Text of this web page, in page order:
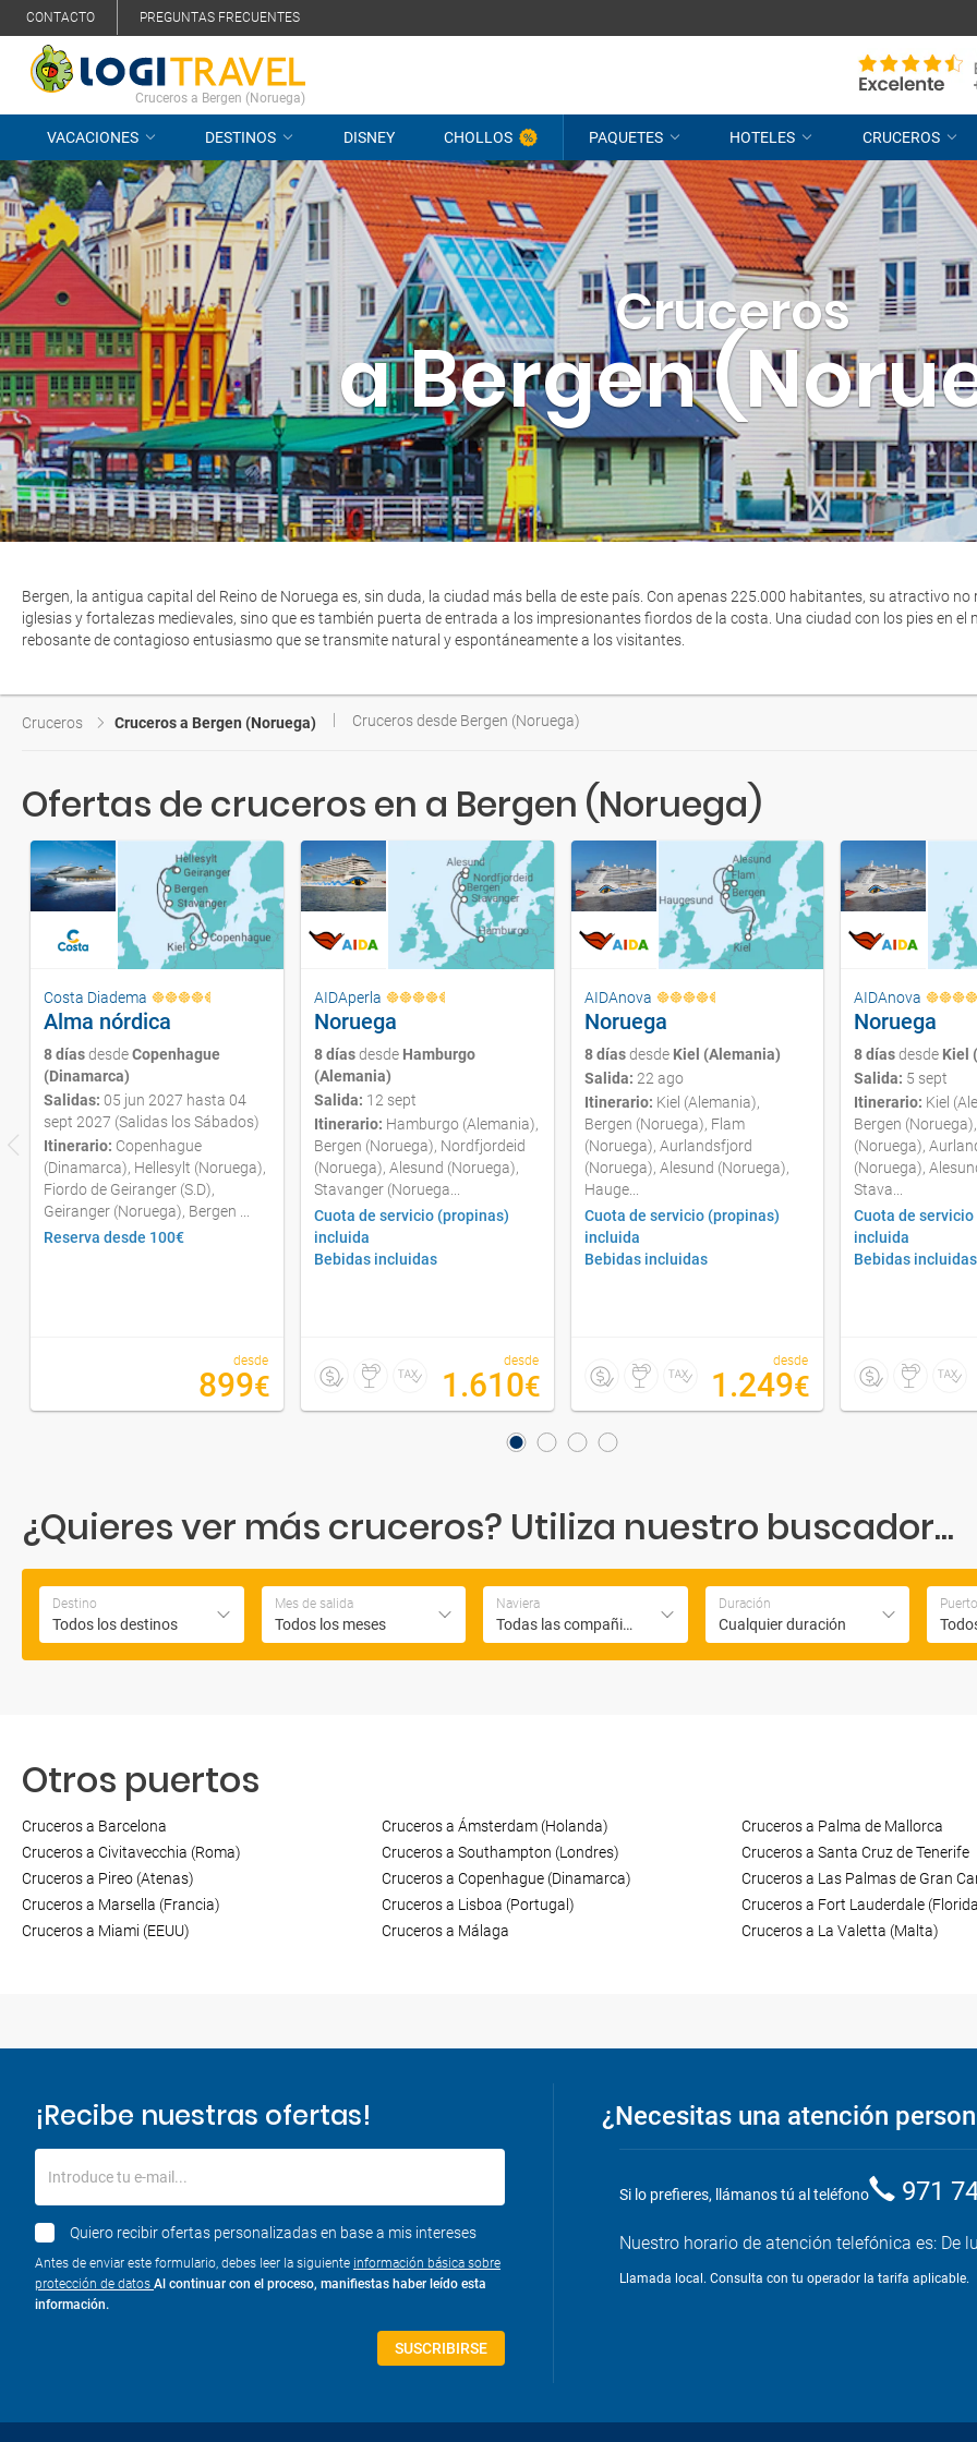
CONTACTO PREGUNTAS FRECUENTES
Cruceros a Bergen (Noruega)
VACACIONES DESTINOS DISNEY CHOLLOS PAQUETES HOTELES CRUCEROS
Cruceros
a Bergen
Bergen, la antigua capital del Reino de Noruega es, sin duda, la ciudad más bella de este país. Con apenas 225.000 habitantes, su atractivo
iglesias y fortalezas medievales, sino que es también puerta de entrada a los impresionantes fiordos de la costa. Una ciudad con los pies en el
rebosante de contagioso entusiasmo que se transmite natural y espontáneamente a los visitantes.
Cruceros Cruceros a Bergen (Noruega) Cruceros desde Bergen (Noruega)
Ofertas de cruceros en a Bergen (Noruega)
Costa Diadema
Alma nórdica
8 díasdesdeCopenhague
(Dinamarca)
Salidas: 05 jun 2027 hasta 04
sept 2027 (Salidas los Sábados)
Itinerario: Copenhague
(Dinamarca), Hellesylt (Noruega),
Fiordo de Geiranger (S.D),
Geiranger (Noruega), Bergen ...
Reserva desde 100€
desde
899€
AIDAperla
Noruega
8 díasdesde Hamburgo
(Alemania)
Salida: 12 sept
Itinerario: Hamburgo (Alemania),
Bergen (Noruega), Nordfjordeid
(Noruega), Alesund (Noruega),
Stavanger (Noruega...
Cuota de servicio (propinas)
incluida
Bebidas incluidas
desde
1.610€
AIDAnova
Noruega
8 díasdesde Kiel (Alemania)
Salida: 22 ago
Itinerario: Kiel (Alemania),
Bergen (Noruega), Flam
(Noruega), Aurlandsfjord
(Noruega), Alesund (Noruega),
Hauge...
Cuota de servicio (propinas)
incluida
Bebidas incluidas
desde
1.249€
AIDAnova
Noruega
8 díasdesde Kiel
Salida: 5 sept
Itinerario: Kiel
Bergen
(Noruega),
(Noruega),
Stava...
Cuota de
incluida
Bebidas incluidas
¿Quieres ver más cruceros? Utiliza nuestro buscador...
Destino
Todos los destinos
Mes de salida
Todos los meses
Naviera
Todas las compañias
Duración
Cualquier duración
Otros puertos
Cruceros a Barcelona
Cruceros a Civitavecchia (Roma)
Cruceros a Pireo (Atenas)
Cruceros a Marsella (Francia)
Cruceros a Miami (EEUU)
Cruceros a Ámsterdam (Holanda)
Cruceros a Southampton (Londres)
Cruceros a Copenhague (Dinamarca)
Cruceros a Lisboa (Portugal)
Cruceros a Málaga
Cruceros a Palma de Mallorca
Cruceros a Santa Cruz de Tenerife
Cruceros a Las Palmas de Gran
Cruceros a Fort Lauderdale
Cruceros a La Valetta (Malta)
¡Recibe nuestras ofertas!
Introduce tu e-mail...
Quiero recibir ofertas personalizadas en base a mis intereses
Antes de enviar este formulario, debes leer la siguiente información básica sobre
protección de datos Al continuar con el proceso, manifiestas haber leído esta
información.
SUSCRIBIRSE
¿Necesitas una atención
Si lo prefieres, llámanos tú al teléfono 971
Nuestro horario de atención telefónica es: De
Llamada local. Consulta con tu operador la tarifa aplicable.